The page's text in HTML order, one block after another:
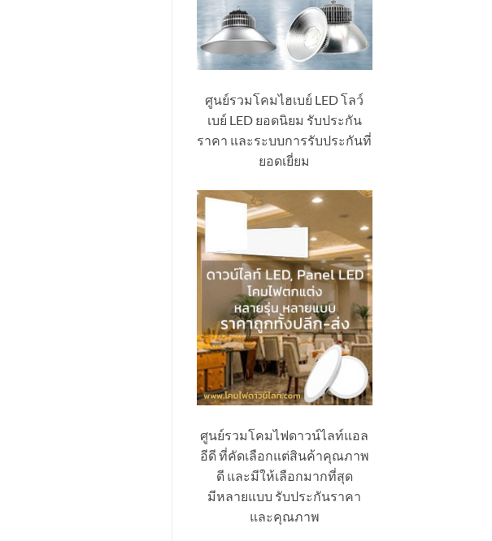
ศูนย์รวมโคมไฮเบย์ LED โลว์
เบย์ LED ยอดนิยม รับประกัน
ราคา และระบบการรับประกันที่
ยอดเยี่ยม
ศูนย์รวมโคมไฟดาวน์ไลท์แอล
อีดี ที่คัดเลือกแต่สินค้าคุณภาพ
ดี และมีให้เลือกมากที่สุด
มีหลายแบบ รับประกันราคา
และคุณภาพ